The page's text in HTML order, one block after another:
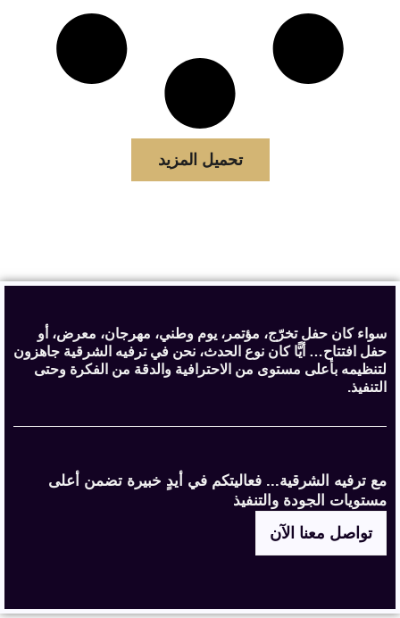
تحميل المزيد
سواء كان حفل تخرّج، مؤتمر، يوم وطني، مهرجان، معرض، أو
حفل افتتاح… أيًّا كان نوع الحدث، نحن في ترفيه الشرقية جاهزون
لتنظيمه بأعلى مستوى من الاحترافية والدقة من الفكرة وحتى
التنفيذ.
مع ترفيه الشرقية... فعاليتكم في أيدٍ خبيرة تضمن أعلى
مستويات الجودة والتنفيذ
تواصل معنا الآن